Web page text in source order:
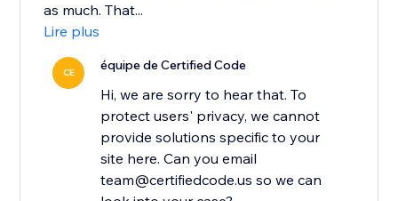
as much. That...
Lire plus
CE équipe de Certified Code
Hi, we are sorry to hear that. To
protect users' privacy, we cannot
provide solutions specific to your
site here. Can you email
team@certifiedcode.us so we can